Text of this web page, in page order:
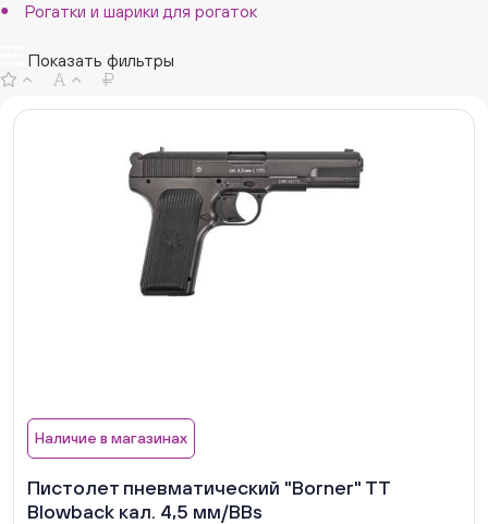
Рогатки и шарики для рогаток
Показать фильтры
Наличие в магазинах
Пистолет пневматический "Borner" TT
Blowback кал. 4,5 мм/BBs